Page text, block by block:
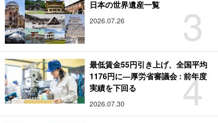
3
日本の世界遺産一覧
2026.07.26
4
最低賃金55円引き上げ、全国平均
1176円に―厚労省審議会 : 前年度
実績を下回る
2026.07.30